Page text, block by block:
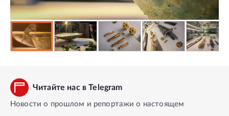
Читайте нас в Telegram
Новости о прошлом и репортажи о настоящем